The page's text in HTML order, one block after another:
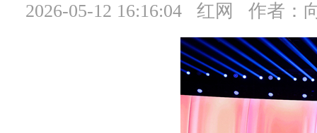
2026-05-12 16:16:04 红网 作者：